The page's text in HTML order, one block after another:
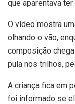
que aparentava
O vídeo mostra
olhando o vão,
composição
pula nos trilhos,
A criança fica em
foi informado se